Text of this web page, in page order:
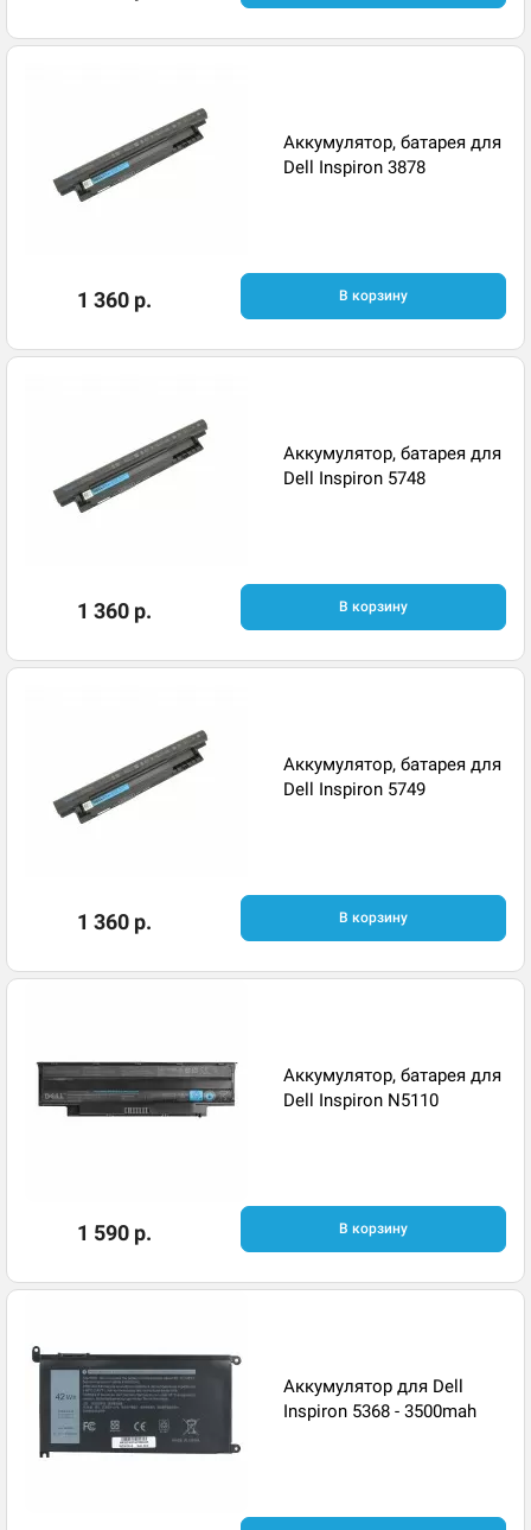
Аккумулятор, батарея для
Dell Inspiron 3878
1 360 р. В корзину
Аккумулятор, батарея для
Dell Inspiron 5748
1 360 р. В корзину
Аккумулятор, батарея для
Dell Inspiron 5749
1 360 р. В корзину
Аккумулятор, батарея для
Dell Inspiron N5110
1 590 р. В корзину
Аккумулятор для Dell
Inspiron 5368 - 3500mah